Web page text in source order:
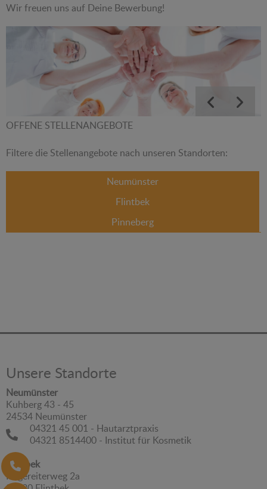
Wir freuen uns auf Deine Bewerbung!
OFFENE STELLENANGEBOTE
Filtere die Stellenangebote nach unseren Standorten:
Neumünster
Flintbek
Pinneberg
Unsere Standorte
Neumünster
Kuhberg 43 - 45
24534 Neumünster
04321 45 001 - Hautarztpraxis
04321 8514400 - Institut für Kosmetik
Flintbek
Hegereiterweg 2a